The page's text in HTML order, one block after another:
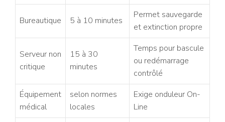
Bureautique 5 à 10 minutes
Permet sauvegarde
et extinction propre
Serveur non
critique
15 à 30
minutes
Temps pour bascule
ou redémarrage
contrôlé
Équipement
médical
selon normes
locales
Exige onduleur On-
Line